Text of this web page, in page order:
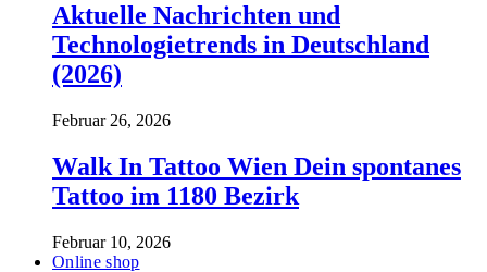
Aktuelle Nachrichten und
Technologietrends in Deutschland
(2026)
Februar 26, 2026
Walk In Tattoo Wien Dein spontanes
Tattoo im 1180 Bezirk
Februar 10, 2026
Online shop